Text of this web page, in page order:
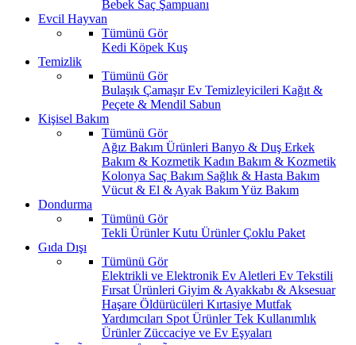
Bebek Saç Şampuanı
Evcil Hayvan
Tümünü Gör
Kedi Köpek Kuş
Temizlik
Tümünü Gör
Bulaşık ÇamaşırEv Temizleyicileri Kağıt &
Peçete & Mendil Sabun
Kişisel Bakım
Tümünü Gör
Ağız Bakım Ürünleri Banyo & Duş Erkek
Bakım & Kozmetik Kadın Bakım & Kozmetik
Kolonya Saç Bakım Sağlık & Hasta Bakım
Vücut & El & Ayak BakımYüz Bakım
Dondurma
Tümünü Gör
Tekli ÜrünlerKutu ÜrünlerÇoklu Paket
Gıda Dışı
Tümünü Gör
Elektrikli ve Elektronik Ev Aletleri Ev Tekstili
Fırsat Ürünleri Giyim & Ayakkabı & Aksesuar
Haşare Öldürücüleri Kırtasiye Mutfak
Yardımcıları Spot ÜrünlerTek Kullanımlık
Ürünler Züccaciye ve Ev Eşyaları